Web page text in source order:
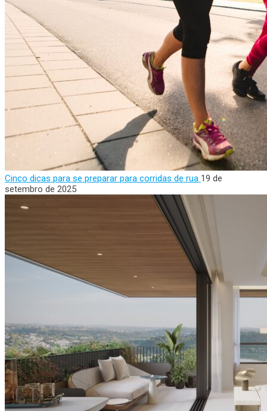
Cinco dicas para se preparar para corridas de rua 19 de
setembro de 2025